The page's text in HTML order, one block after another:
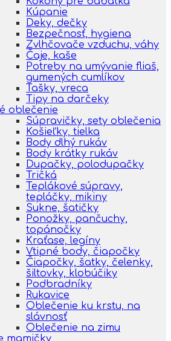
Kúpanie
Deky, dečky
Bezpečnosť, hygiena
Zvlhčovače vzduchu, váhy
Čaje, kaše
Potreby na umývanie fliaš,
gumených cumlíkov
Tašky, vreca
Tipy na darčeky
oblečenie
Súpravičky, sety oblečenia
Košieľky, tielka
Body dlhý rukáv
Body krátky rukáv
Dupačky, polodupačky
Tričká
Teplákové súpravy,
tepláčky, mikiny
Sukne, šatičky
Ponožky, pančuchy,
topánočky
Kraťase, legíny
Vtipné body, čiapočky
Čiapočky, šatky, čelenky,
šiltovky, klobúčiky
Podbradníky
Rukavice
Oblečenie ku krstu, na
slávnosť
Oblečenie na zimu
mamičky